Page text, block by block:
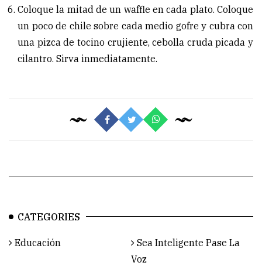
Coloque la mitad de un waffle en cada plato. Coloque
un poco de chile sobre cada medio gofre y cubra con
una pizca de tocino crujiente, cebolla cruda picada y
cilantro. Sirva inmediatamente.
CATEGORIES
Educación
Sea Inteligente Pase La
Voz